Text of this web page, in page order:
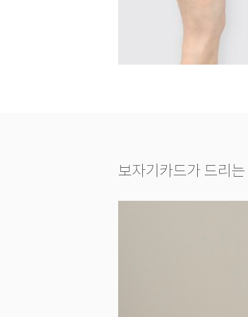
보자기카드가 드리는